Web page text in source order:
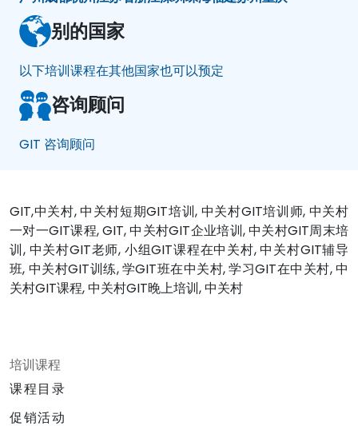
别的国家
以下培训课程在其他国家也可以预定
咨询顾问
GIT 咨询顾问
GIT,中关村, 中关村短期GIT培训, 中关村GIT培训师, 中关村
一对一GIT课程, GIT, 中关村GIT企业培训, 中关村GIT周末培
训, 中关村GIT老师, 小组GIT课程在中关村, 中关村GIT辅导
班, 中关村GIT训练, 学GIT班在中关村, 学习GIT在中关村, 中
关村GIT课程, 中关村GIT晚上培训, 中关村
培训课程
课程目录
促销活动